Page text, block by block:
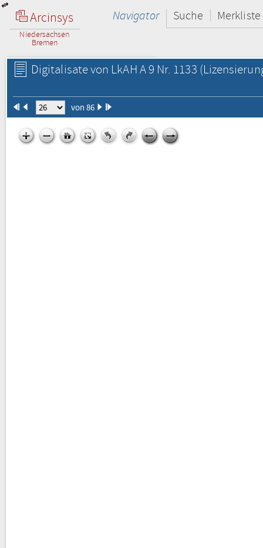
Arcinsys
Niedersachsen
Bremen
Navigator Suche Merkliste
Digitalisate von LkAH A 9 Nr. 1133
von 86